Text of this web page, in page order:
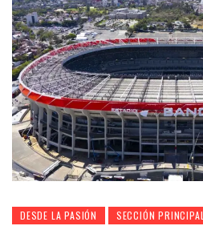
DESDE LA PASIÓN SECCIÓN PRINCIPAL